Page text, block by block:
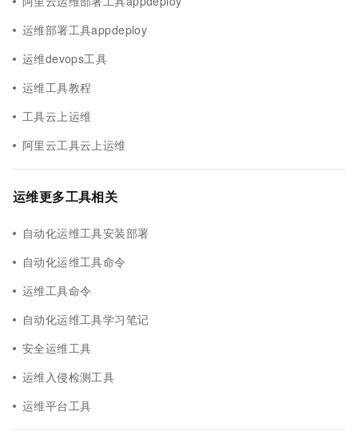
运维部署工具appdeploy
运维devops工具
运维工具教程
工具云上运维
阿里云工具云上运维
运维更多工具相关
自动化运维工具安装部署
自动化运维工具命令
运维工具命令
自动化运维工具学习笔记
安全运维工具
运维入侵检测工具
运维平台工具